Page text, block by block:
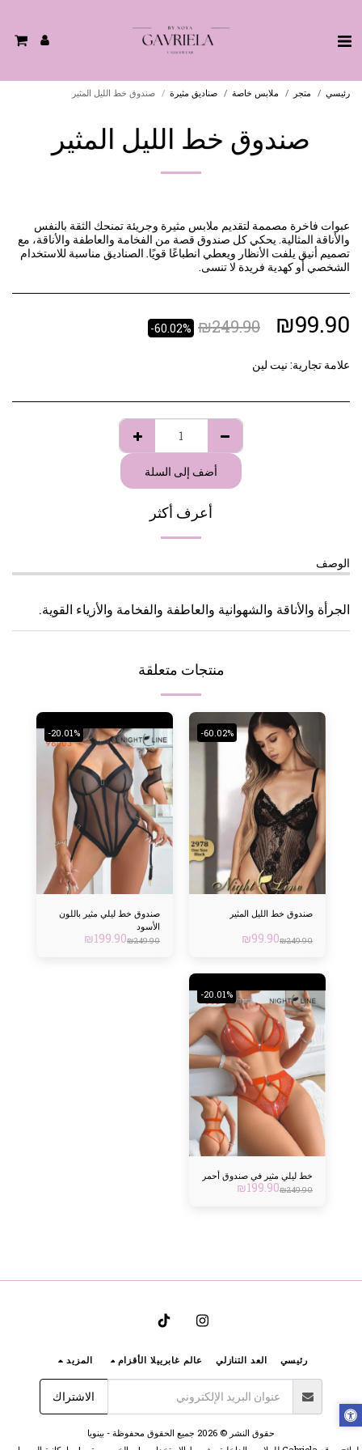
رئيسي متجر ملابس خاصة صناديق مثيرة صندوق خط الليل المثير
صندوق خط الليل المثير
عبوات فاخرة مصممة لتقديم ملابس مثيرة وجريئة تمنحك الثقة بالنفس
والأناقة المثالية. يحكي كل صندوق قصة من الفخامة والعاطفة والأناقة، مع
تصميم أنيق يلفت الأنظار ويعطي انطباعًا قويًا. الصناديق مناسبة للاستخدام
الشخصي أو كهدية فريدة لا تنسى.
₪99.90
₪249.90
-60.02%
علامة تجارية: نيت لين
أضف إلى السلة
أعرف أكثر
الوصف
الجرأة والأناقة والشهوانية والعاطفة والفخامة والأزياء القوية.
منتجات متعلقة
-60.02%
صندوق خط الليل المثير
₪249.90
₪99.90
-20.01%
صندوق خط ليلي مثير باللون
الأسود
₪249.90
₪199.90
-20.01%
خط ليلي مثير في صندوق أحمر
₪249.90
₪199.90
رئيسي العد التنازلي عالم غابرييلا الأقزام المزيد
الاشتراك
حقوق النشر © 2026 جميع الحقوق محفوظة -
بينويا